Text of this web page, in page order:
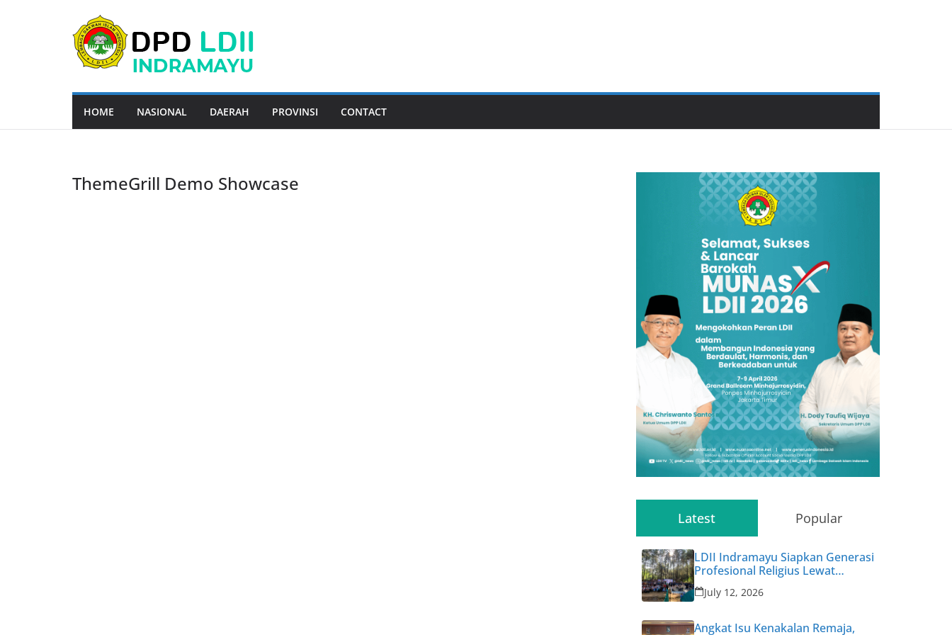
HOME NASIONAL DAERAH PROVINSI CONTACT
ThemeGrill Demo Showcase
Latest Popular
LDII Indramayu Siapkan Generasi
Profesional Religius Lewat
Permata CAI ke-47
July 12, 2026
Angkat Isu Kenakalan Remaja,